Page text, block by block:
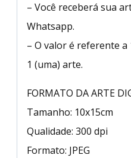
– Você receberá sua
Whatsapp.
– O valor é referente a
1 (uma) arte.
FORMATO DA ARTE
Tamanho: 10x15cm
Qualidade: 300 dpi
Formato: JPEG